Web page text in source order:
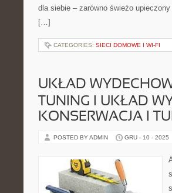
dla siebie – zarówno świeżo
[…]
CATEGORIES: SIECI DOMOWE I WI-FI
UKŁAD
TUNING I UKŁAD
KONSERWACJA I
POSTED BY ADMIN GRU - 10 - 2025